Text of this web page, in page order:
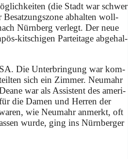
(die Stadt war schwer
Be­sat­zungs­zo­ne ab­hal­ten woll­
Nürn­berg ver­legt. Der neue
kit­schi­gen Par­tei­ta­ge ab­ge­hal­
Die Un­ter­brin­gung war kom­
sich ein Zim­mer. Neu­mahr
war als As­si­stent des ame­ri­
die Da­men und Her­ren der
wie Neu­mahr an­merkt, oft
wur­de, ging ins Nürn­ber­ger